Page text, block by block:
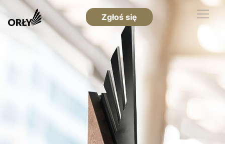
Zgłoś się